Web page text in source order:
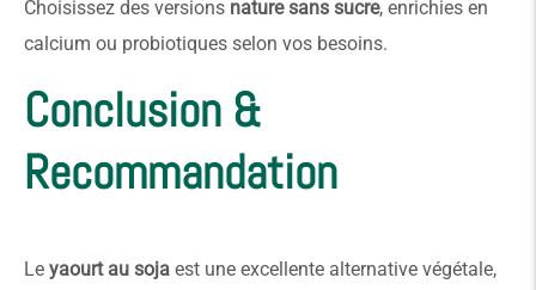
Choisissez des versions nature sans sucre, enrichies en
calcium ou probiotiques selon vos besoins.
Conclusion &
Recommandation
Le yaourt au soja est une excellente alternative végétale,